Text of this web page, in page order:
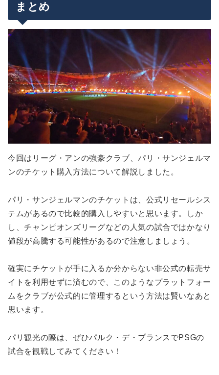
まとめ
今回はリーグ・アンの強豪クラブ、パリ・サンジェルマ
ンのチケット購入方法について解説しました。
パリ・サンジェルマンのチケットは、公式リセールシス
テムがあるので比較的購入しやすいと思います。しか
し、チャンピオンズリーグなどの人気の試合ではかなり
値段が高騰する可能性があるので注意しましょう。
確実にチケットが手に入るか分からない非公式の転売サ
イトを利用せずに済むので、このようなプラットフォー
ムをクラブが公式的に管理するという方法は賢いなあと
思います。
パリ観光の際は、ぜひパルク・デ・プランスでPSGの
試合を観戦してみてください！